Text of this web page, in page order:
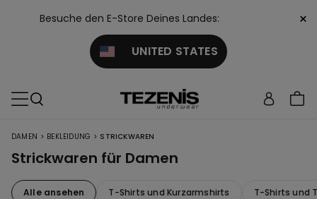
Besuche den E-Store Deines Landes:
UNITED STATES
×
DAMEN > BEKLEIDUNG > STRICKWAREN
Strickwaren für Damen
Alle ansehen T-Shirts und Kurzarmshirts T-Shirts und